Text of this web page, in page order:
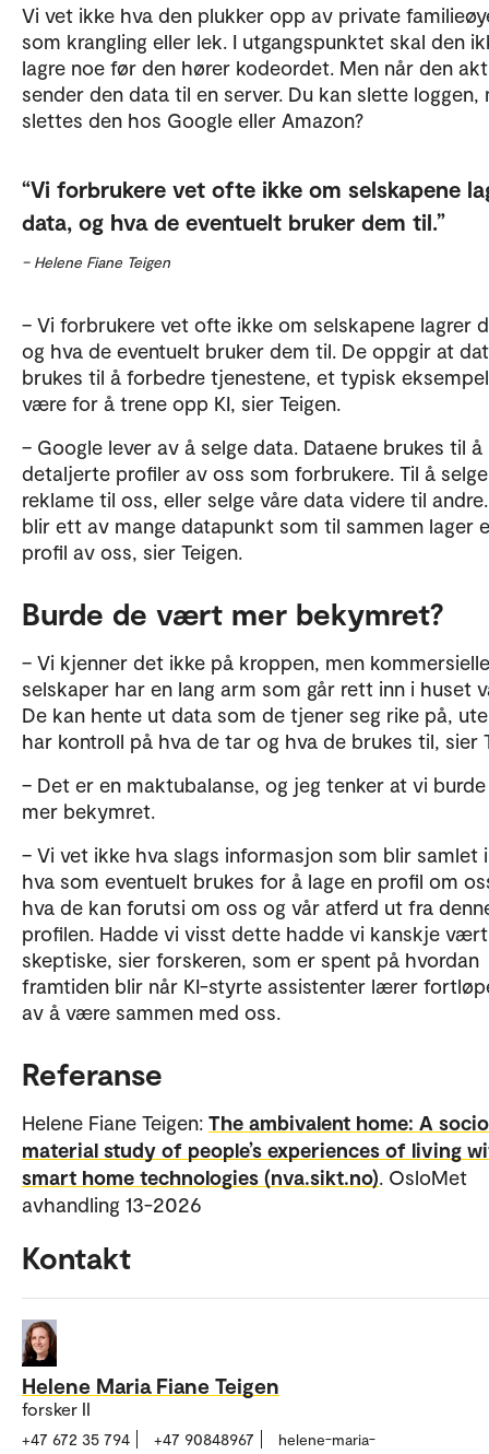
Vi vet ikke hva den plukker opp av private
som krangling eller lek. I utgangspunktet skal den
lagre noe før den hører kodeordet. Men når den
sender den data til en server. Du kan slette loggen,
slettes den hos Google eller Amazon?
Vi forbrukere vet ofte ikke om selskapene
data, og hva de eventuelt bruker dem til.
– Helene Fiane Teigen
– Vi forbrukere vet ofte ikke om selskapene lagrer
og hva de eventuelt bruker dem til. De oppgir at
brukes til å forbedre tjenestene, et typisk
være for å trene opp KI, sier Teigen.
– Google lever av å selge data. Dataene brukes til å
detaljerte profiler av oss som forbrukere. Til å selge
reklame til oss, eller selge våre data videre til
blir ett av mange datapunkt som til sammen lager
profil av oss, sier Teigen.
Burde de vært mer bekymret?
– Vi kjenner det ikke på kroppen, men kommersielle
selskaper har en lang arm som går rett inn i huset
De kan hente ut data som de tjener seg rike på,
har kontroll på hva de tar og hva de brukes til, sier
– Det er en maktubalanse, og jeg tenker at vi
mer bekymret.
– Vi vet ikke hva slags informasjon som blir samlet
hva som eventuelt brukes for å lage en profil om
hva de kan forutsi om oss og vår atferd ut fra
profilen. Hadde vi visst dette hadde vi kanskje
skeptiske, sier forskeren, som er spent på hvordan
framtiden blir når KI-styrte assistenter lærer
av å være sammen med oss.
Referanse
Helene Fiane Teigen: The ambivalent home: A
material study of people’s experiences of living
smart home technologies (nva.sikt.no). OsloMet
avhandling 13-2026
Kontakt
Helene Maria Fiane Teigen
forsker II
+47 672 35 794 +47 90848967
helene-maria-